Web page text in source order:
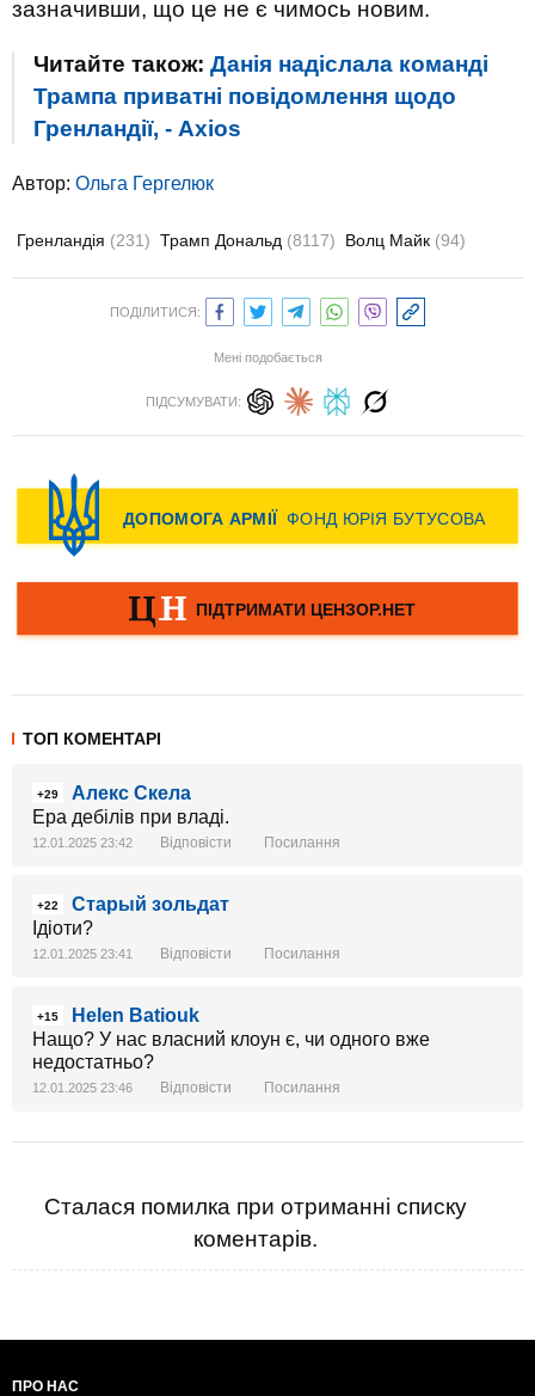
зазначивши, що це не є чимось новим.
Читайте також: Данія надіслала команді
Трампа приватні повідомлення щодо
Гренландії, - Axios
Автор: Ольга Гергелюк
Гренландія (231) Трамп Дональд (8117) Волц Майк (94)
ПОДІЛИТИСЯ:
Мені подобається
ПІДСУМУВАТИ:
ТОП КОМЕНТАРІ
+29
Алекс Скела
Ера дебілів при владі.
12.01.2025 23:42 Відповісти Посилання
+22
Старый зольдат
Ідіоти?
12.01.2025 23:41 Відповісти Посилання
+15
Helen Batiouk
Нащо? У нас власний клоун є, чи одного вже
недостатньо?
12.01.2025 23:46 Відповісти Посилання
Сталася помилка при отриманні списку
коментарів.
ПРО НАС